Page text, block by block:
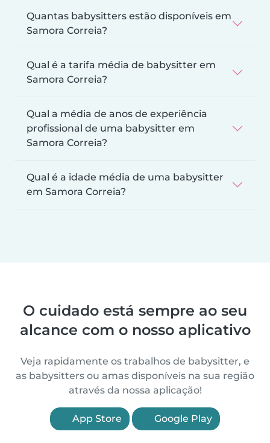
Quantas babysitters estão disponíveis em
Samora Correia?
Qual é a tarifa média de babysitter em
Samora Correia?
Qual a média de anos de experiência
profissional de uma babysitter em
Samora Correia?
Qual é a idade média de uma babysitter
em Samora Correia?
O cuidado está sempre ao seu
alcance com o nosso aplicativo
Veja rapidamente os trabalhos de babysitter, e
as babysitters ou amas disponíveis na sua região
através da nossa aplicação!
App Store Google Play